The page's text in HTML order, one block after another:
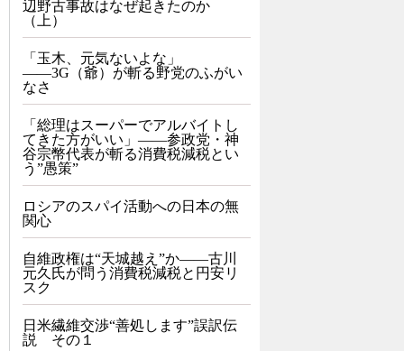
辺野古事故はなぜ起きたのか
（上）
「玉木、元気ないよな」
――3G（爺）が斬る野党のふがい
なさ
「総理はスーパーでアルバイトし
てきた方がいい」――参政党・神
谷宗幣代表が斬る消費税減税とい
う”愚策”
ロシアのスパイ活動への日本の無
関心
自維政権は“天城越え”か――古川
元久氏が問う消費税減税と円安リ
スク
日米繊維交渉“善処します”誤訳伝
説 その１